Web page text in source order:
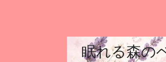
眠れる森の